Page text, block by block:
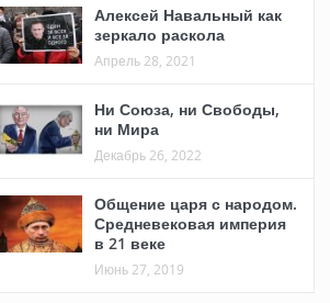
Алексей Навальный как
зеркало раскола
Апрель 28, 2021
Ни Союза, ни Свободы,
ни Мира
Декабрь 26, 2022
Общение царя с народом.
Средневековая империя
в 21 веке
Июнь 27, 2019